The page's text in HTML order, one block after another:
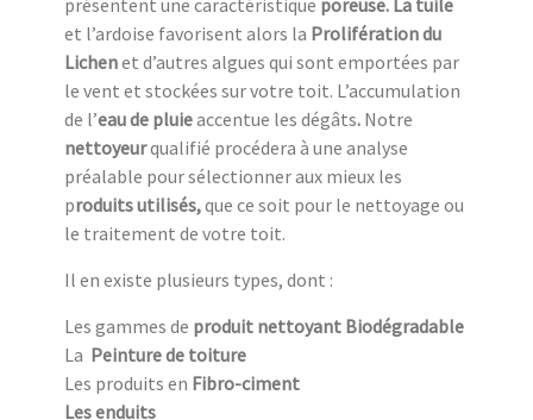
présentent une caractéristique poreuse. La tuile
et l’ardoise favorisent alors la Prolifération du
Lichenet d’autres algues qui sont emportées par
le vent et stockées sur votre toit. L’accumulation
de l’eau de pluieaccentue les dégâts. Notre
nettoyeurqualifié procédera à une analyse
préalable pour sélectionner aux mieux les
produits utilisés,que ce soit pour le nettoyage ou
le traitement de votre toit.
Il en existe plusieurs types, dont :
Les gammes de produit nettoyant Biodégradable
La Peinture de toiture
Les produits en Fibro-ciment
Les enduits